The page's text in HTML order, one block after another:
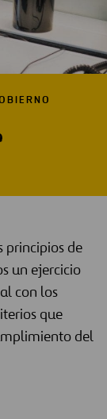
principios de
un ejercicio
con los
que
del